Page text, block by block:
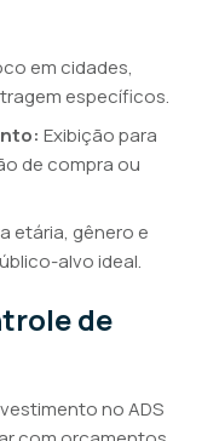
em cidades,
específicos.
Exibição para
de compra ou
etária, gênero e
alvo ideal.
de
no ADS